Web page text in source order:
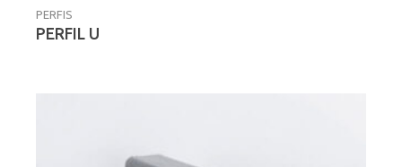
PERFIS
PERFIL U